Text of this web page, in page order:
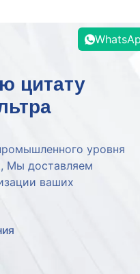
цитату
уровня
Мы доставляем
ваших